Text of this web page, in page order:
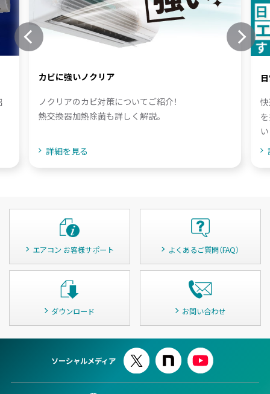
カビに強いノクリア
ノクリアのカビ対策についてご紹介！
熱交換器加熱除菌も詳しく解説。
詳細を見る
エアコン お客様サポート よくあるご質問（FAQ）
ダウンロード お問い合わせ
ソーシャルメディア